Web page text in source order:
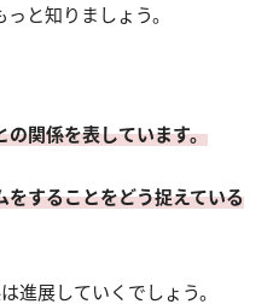
と知りましょう。
の関係を表しています。
をすることをどう捉えている
進展していくでしょう。